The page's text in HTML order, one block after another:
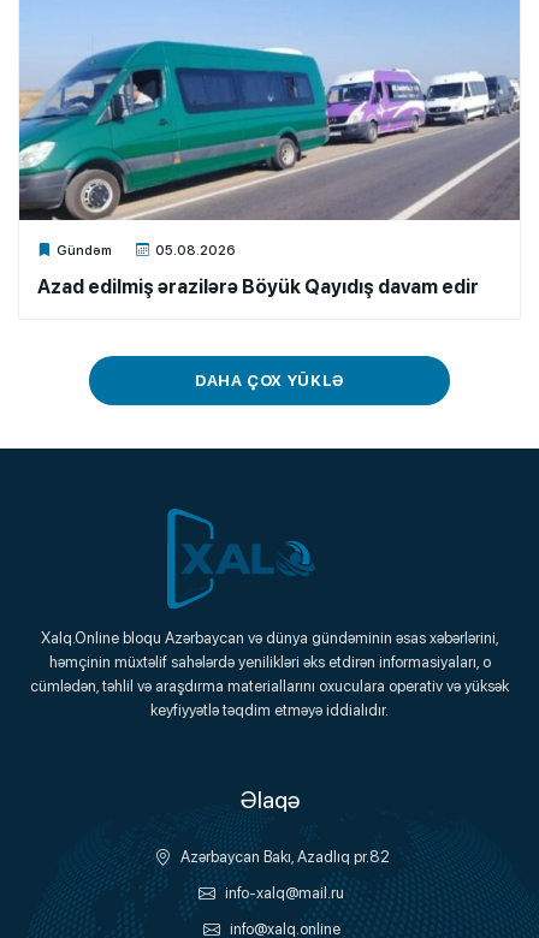
Gündəm 05.08.2026
Xalq.Online
Azad edilmiş ərazilərə Böyük Qayıdış davam edir
DAHA ÇOX YÜKLƏ
Xalq.Online
Onlayn Platforma
Xalq.Online bloqu Azərbaycan və dünya gündəminin əsas xəbərlərini,
həmçinin müxtəlif sahələrdə yenilikləri əks etdirən informasiyaları, o
cümlədən, təhlil və araşdırma materiallarını oxuculara operativ və yüksək
keyfiyyətlə təqdim etməyə iddialıdır.
Əlaqə
Azərbaycan Bakı, Azadlıq pr.82
info-xalq@mail.ru
info@xalq.online